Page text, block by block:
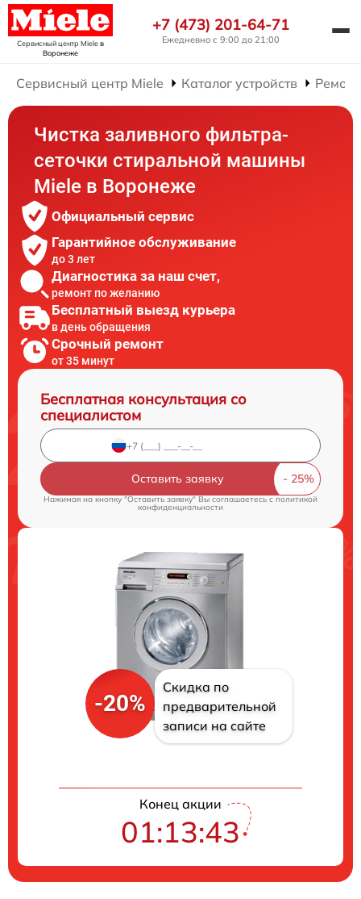
Сервисный центр Mieleв
Воронеже
+7 (473) 201-64-71
Ежедневно с 9:00 до 21:00
Сервисный центр Miele Каталог устройств
Чистка заливного фильтра-
сеточки стиральной машины
Miele в Воронеже
Официальный сервис
Гарантийное обслуживание
до 3 лет
Диагностика за наш счет,
ремонт по желанию
Бесплатный выезд курьера
в день обращения
Срочный ремонт
от 35 минут
Бесплатная консультация со
специалистом
Оставить заявку
Нажимая на кнопку "Оставить заявку" Вы соглашаетесь cполитикой
конфиденциальности
-20%
Скидка по
предварительной
записи на сайте
Конец акции
01:13:42